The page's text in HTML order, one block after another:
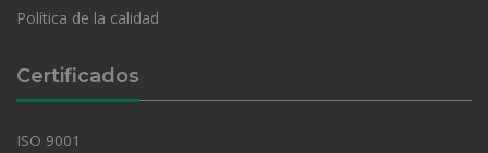
Política de la calidad
Certificados
ISO 9001